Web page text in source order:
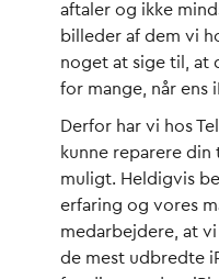
aftaler og ikke
billeder af dem vi
noget at sige til, at
for mange, når ens
Derfor har vi hos
kunne reparere
muligt. Heldigvis
erfaring og vores
medarbejdere, at
de mest udbredte